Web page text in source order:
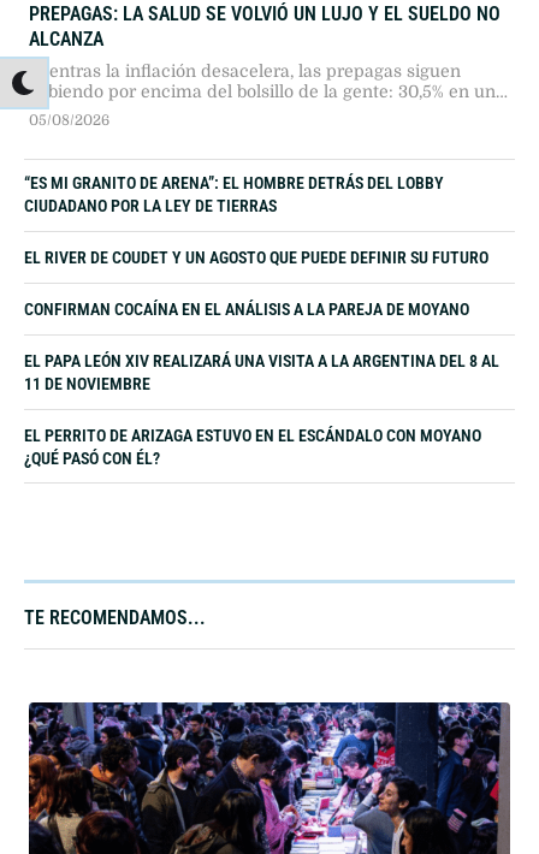
PREPAGAS: LA SALUD SE VOLVIÓ UN LUJO Y EL SUELDO NO
ALCANZA
Mientras la inflación desacelera, las prepagas siguen
subiendo por encima del bolsillo de la gente: 30,5% en un
año. Omint y Galeno lideran las subas más agresivas mes
cuota mensual.
05/08/2026
“ES MI GRANITO DE ARENA”: EL HOMBRE DETRÁS DEL LOBBY
CIUDADANO POR LA LEY DE TIERRAS
EL RIVER DE COUDET Y UN AGOSTO QUE PUEDE DEFINIR SU FUTURO
CONFIRMAN COCAÍNA EN EL ANÁLISIS A LA PAREJA DE MOYANO
EL PAPA LEÓN XIV REALIZARÁ UNA VISITA A LA ARGENTINA DEL 8 AL
11 DE NOVIEMBRE
EL PERRITO DE ARIZAGA ESTUVO EN EL ESCÁNDALO CON MOYANO
¿QUÉ PASÓ CON ÉL?
TE RECOMENDAMOS...​